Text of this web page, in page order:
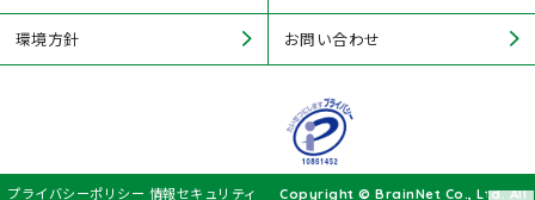
環境方針 お問い合わせ
プライバシーポリシー 情報セキュリティ Copyright © BrainNet Co., Ltd. All